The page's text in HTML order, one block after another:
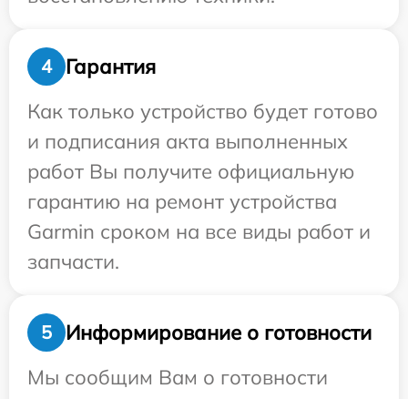
4
Гарантия
Как только устройство будет готово
и подписания акта выполненных
работ Вы получите официальную
гарантию на ремонт устройства
Garmin сроком на все виды работ и
запчасти.
5
Информирование о готовности
Мы сообщим Вам о готовности